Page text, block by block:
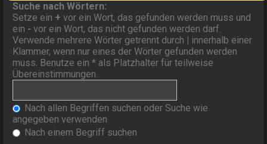
Suche nach Wörtern:
Setze ein + vor ein Wort, das gefunden werden muss und
ein - vor ein Wort, das nicht gefunden werden darf.
Verwende mehrere Wörter getrennt durch
innerhalb einer
Klammer, wenn nur eines der Wörter gefunden werden
muss. Benutze ein * als Platzhalter für teilweise
Übereinstimmungen.
Nach allen Begriffen suchen oder Suche wie
angegeben verwenden
Nach einem Begriff suchen